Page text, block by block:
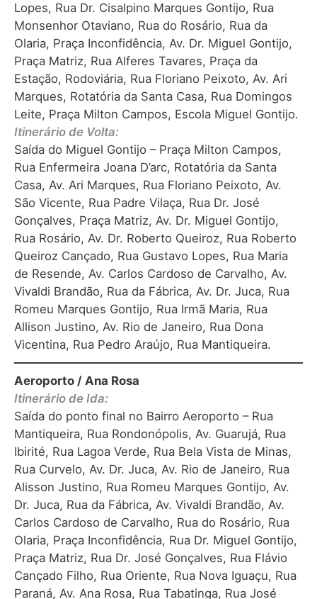
Lopes, Rua Dr. Cisalpino Marques Gontijo, Rua
Monsenhor Otaviano, Rua do Rosário, Rua da
Olaria, Praça Inconfidência, Av. Dr. Miguel Gontijo,
Praça Matriz, Rua Alferes Tavares, Praça da
Estação, Rodoviária, Rua Floriano Peixoto, Av. Ari
Marques, Rotatória da Santa Casa, Rua Domingos
Leite, Praça Milton Campos, Escola Miguel Gontijo.
Itinerário de Volta:
Saída do Miguel Gontijo – Praça Milton Campos,
Rua Enfermeira Joana D’arc, Rotatória da Santa
Casa, Av. Ari Marques, Rua Floriano Peixoto, Av.
São Vicente, Rua Padre Vilaça, Rua Dr. José
Gonçalves, Praça Matriz, Av. Dr. Miguel Gontijo,
Rua Rosário, Av. Dr. Roberto Queiroz, Rua Roberto
Queiroz Cançado, Rua Gustavo Lopes, Rua Maria
de Resende, Av. Carlos Cardoso de Carvalho, Av.
Vivaldi Brandão, Rua da Fábrica, Av. Dr. Juca, Rua
Romeu Marques Gontijo, Rua Irmã Maria, Rua
Allison Justino, Av. Rio de Janeiro, Rua Dona
Vicentina, Rua Pedro Araújo, Rua Mantiqueira.
Aeroporto / Ana Rosa
Itinerário de Ida:
Saída do ponto final no Bairro Aeroporto – Rua
Mantiqueira, Rua Rondonópolis, Av. Guarujá, Rua
Ibirité, Rua Lagoa Verde, Rua Bela Vista de Minas,
Rua Curvelo, Av. Dr. Juca, Av. Rio de Janeiro, Rua
Alisson Justino, Rua Romeu Marques Gontijo, Av.
Dr. Juca, Rua da Fábrica, Av. Vivaldi Brandão, Av.
Carlos Cardoso de Carvalho, Rua do Rosário, Rua
Olaria, Praça Inconfidência, Rua Dr. Miguel Gontijo,
Praça Matriz, Rua Dr. José Gonçalves, Rua Flávio
Cançado Filho, Rua Oriente, Rua Nova Iguaçu, Rua
Paraná, Av. Ana Rosa, Rua Tabatinga, Rua José